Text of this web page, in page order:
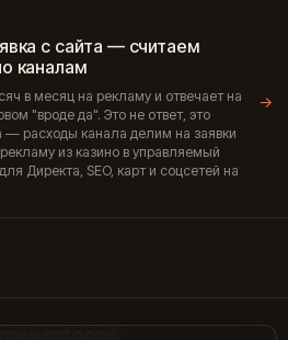
с сайта — считаем
каналам
в месяц на рекламу и отвечает на
"вроде да". Это не ответ, это
— расходы канала делим на заявки
из казино в управляемый
Директа, SEO, карт и соцсетей на
→